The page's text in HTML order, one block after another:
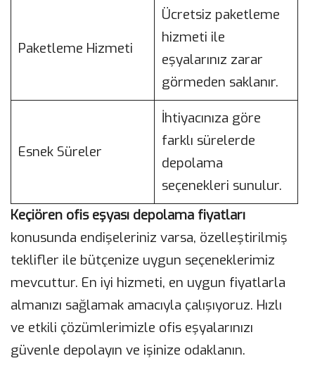
Paketleme Hizmeti
Ücretsiz paketleme
hizmeti ile
eşyalarınız zarar
görmeden saklanır.
Esnek Süreler
İhtiyacınıza göre
farklı sürelerde
depolama
seçenekleri sunulur.
Keçiören ofis eşyası depolama fiyatları
konusunda endişeleriniz varsa, özelleştirilmiş
teklifler ile bütçenize uygun seçeneklerimiz
mevcuttur. En iyi hizmeti, en uygun fiyatlarla
almanızı sağlamak amacıyla çalışıyoruz. Hızlı
ve etkili çözümlerimizle ofis eşyalarınızı
güvenle depolayın ve işinize odaklanın.